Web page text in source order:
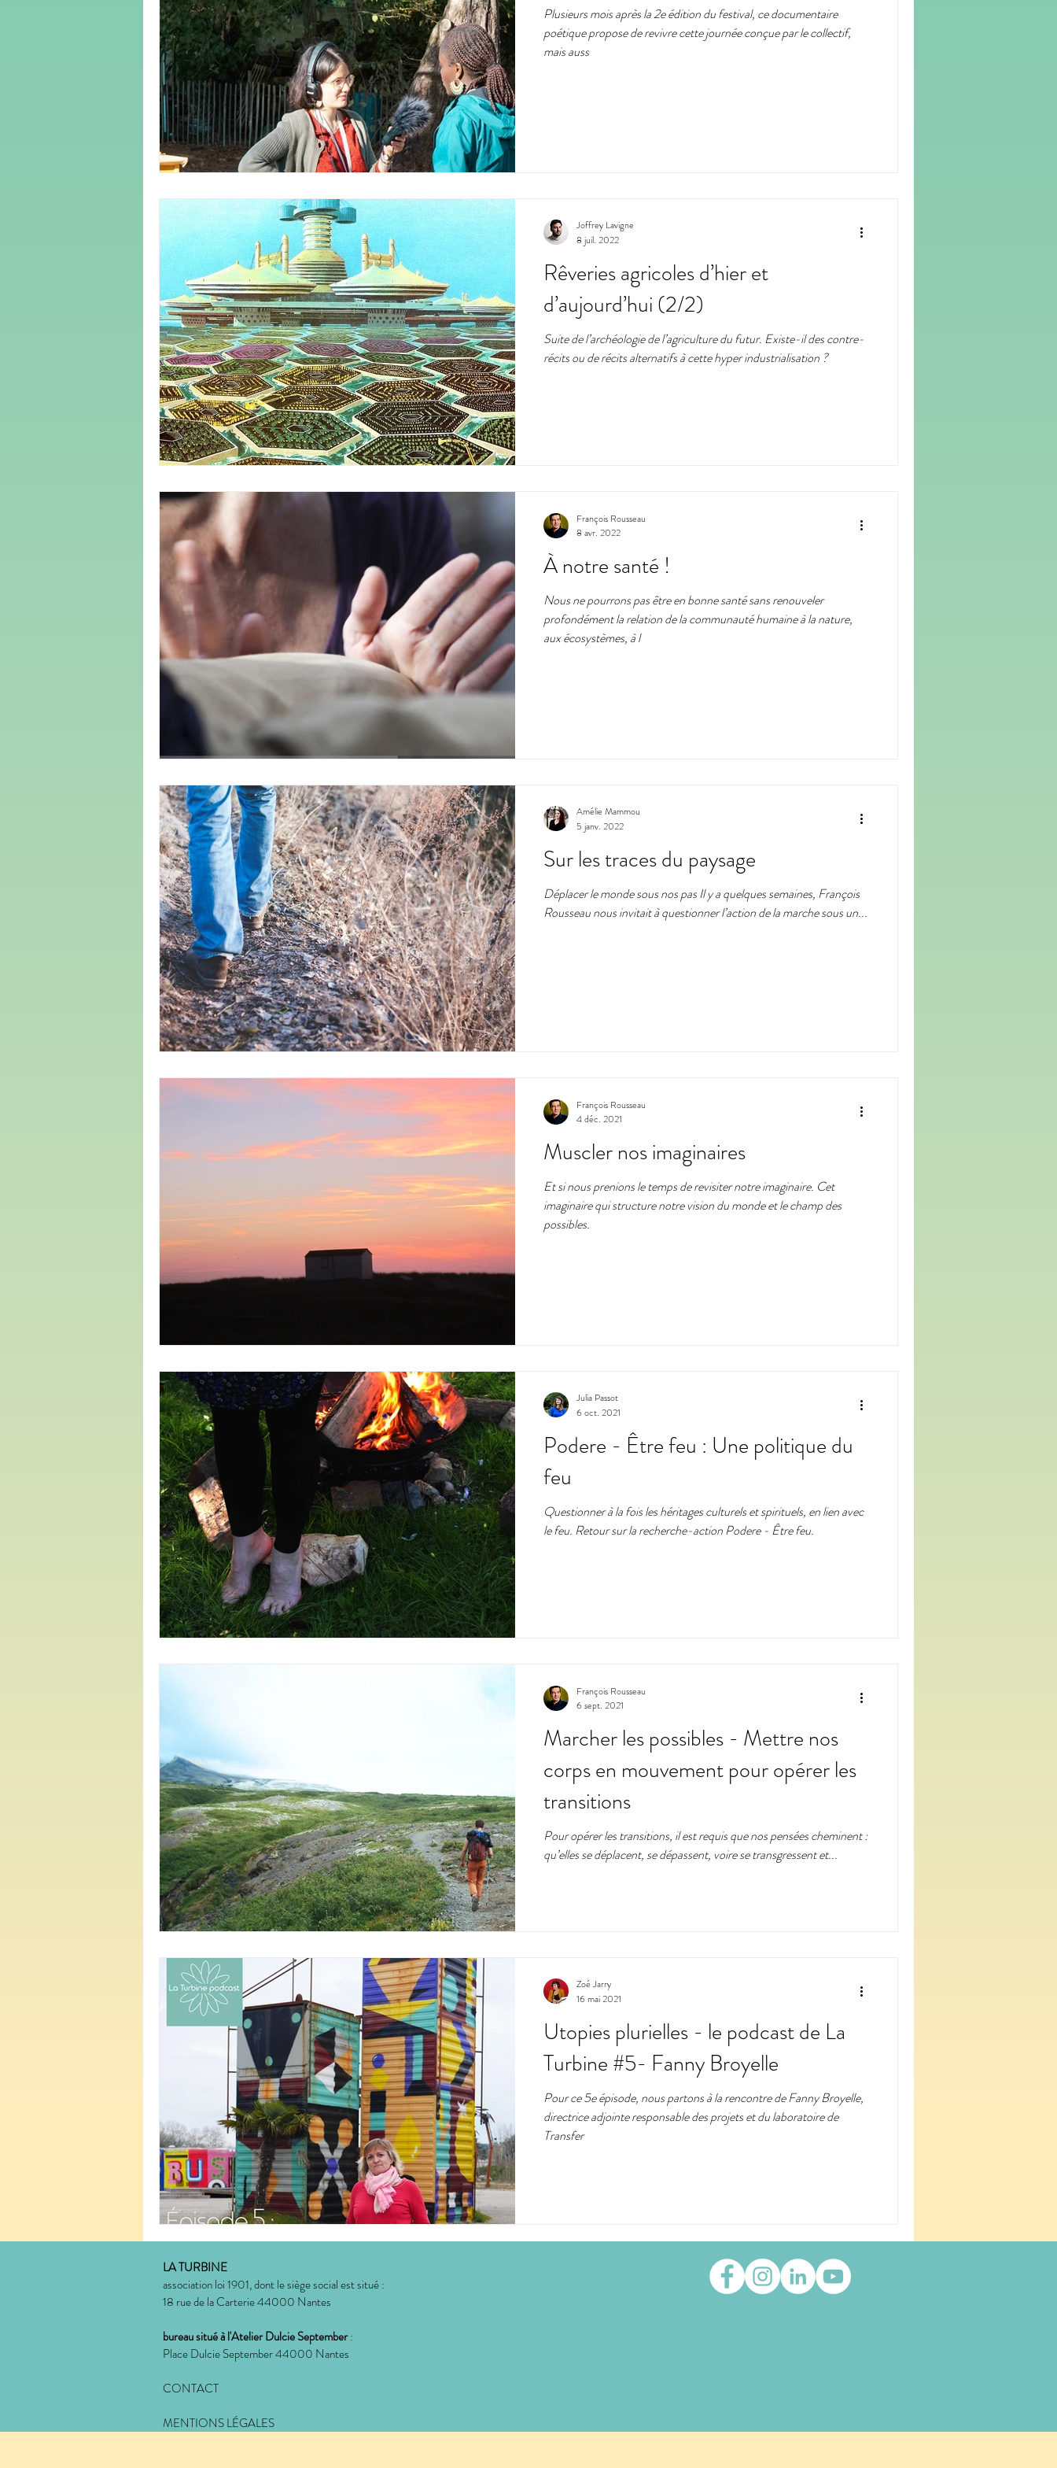
médias démocratie climat expérimentation citoyens art podcast portrait
culture urbanisme genre
Plusieurs mois après la 2e édition du festival, ce documentaire
poétique propose de revivre cette journée conçue par le collectif,
mais auss
Rêveries agricoles d’hier et
d’aujourd’hui (2/2)
Suite de l’archéologie de l’agriculture du futur. Existe-il des contre-
récits ou de récits alternatifs à cette hyper industrialisation ?
Joffrey Lavigne
8 juil. 2022
À notre santé !
Nous ne pourrons pas être en bonne santé sans renouveler
profondément la relation de la communauté humaine à la nature,
aux écosystèmes, à l
François Rousseau
8 avr. 2022
Sur les traces du paysage
Déplacer le monde sous nos pas Il y a quelques semaines, François
Rousseau nous invitait à questionner l’action de la marche sous un...
Amélie Mammou
5 janv. 2022
Muscler nos imaginaires
Et si nous prenions le temps de revisiter notre imaginaire. Cet
imaginaire qui structure notre vision du monde et le champ des
possibles.
François Rousseau
4 déc. 2021
Podere - Être feu : Une politique du
feu
Questionner à la fois les héritages culturels et spirituels, en lien avec
le feu. Retour sur la recherche-action Podere - Être feu.
Julia Passot
6 oct. 2021
Marcher les possibles - Mettre nos
corps en mouvement pour opérer les
transitions
Pour opérer les transitions, il est requis que nos pensées cheminent :
qu’elles se déplacent, se dépassent, voire se transgressent et...
François Rousseau
6 sept. 2021
Utopies plurielles - le podcast de La
Turbine #5- Fanny Broyelle
Pour ce 5e épisode, nous partons à la rencontre de Fanny Broyelle,
directrice adjointe responsable des projets et du laboratoire de
Transfer
Zoé Jarry
16 mai 2021
LA TURBINE
association loi 1901, dont le siège social est situé :
18 rue de la Carterie 44000 Nantes
bureau situé à l'Atelier Dulcie September:
Place Dulcie September 44000 Nantes
CONTACT
MENTIONS LÉGALES